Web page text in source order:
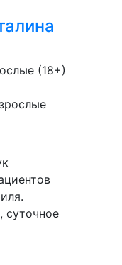
(18+)